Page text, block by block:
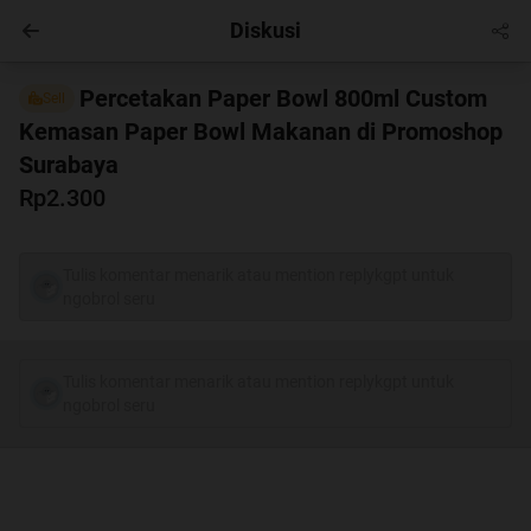
Masuk
Diskusi
Sell
Percetakan Paper Bowl 800ml Custom
Kemasan Paper Bowl Makanan di Promoshop
Surabaya
Rp2.300